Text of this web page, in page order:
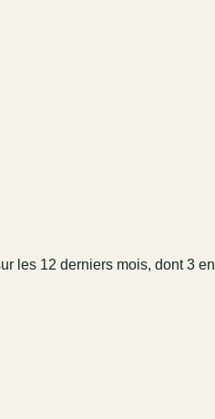
les 12 derniers mois, dont 3